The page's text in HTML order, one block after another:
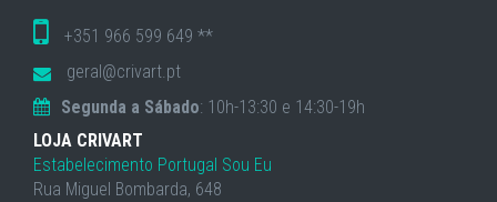
+351 966 599 649 **
geral@crivart.pt
Segunda a Sábado: 10h-13:30 e 14:30-19h
LOJA CRIVART
Estabelecimento Portugal Sou Eu
Rua Miguel Bombarda, 648